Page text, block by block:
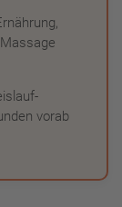
vorab